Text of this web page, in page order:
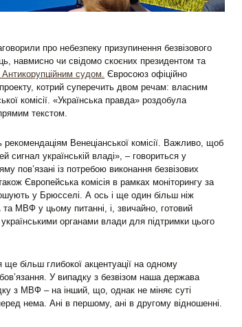
про небезпеку призупинення безвізового
навмисно чи свідомо скоєних президентом та
Антикорупційним судом. Євросоюз офіційно
котрий суперечить двом речам: власним
комісії. «Українська правда» роздобула
текстом.
Венеціанської комісії. Важливо, щоб
сигнал українській владі», – говориться у
пов’язані із потребою виконання безвізових
Європейська комісія в рамках моніторингу за
у Брюсселі. А ось і ще один більш ніж
МВФ у цьому питанні, і, звичайно, готовий
органами влади для підтримки цього
більш глибокої акцентуації на одному
У випадку з безвізом наша держава
з МВФ – на інший, що, однак не міняє суті
нема. Ані в першому, ані в другому відношенні.